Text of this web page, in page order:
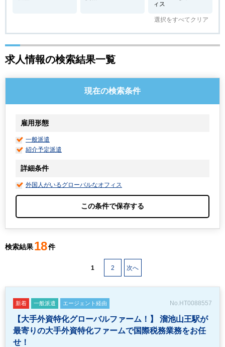
ィス
選択をすべてクリア
求人情報の検索結果一覧
検索結果18件
1 2 次へ
新着 一般派遣 エージェント経由 No.HT0088557
【大手外資特化グローバルファーム！】 溜池山王駅が
最寄りの大手外資特化ファームで国際税務業務をお任
せ！
現在の検索条件
雇用形態
一般派遣
紹介予定派遣
詳細条件
外国人がいるグローバルなオフィス